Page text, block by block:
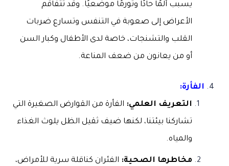
يسبب ألمًا حادًا وتورمًا موضعيًا. وقد تتفاقم
الأعراض إلى صعوبة في التنفس وتسارع ضربات
القلب والتشنجات، خاصة لدى الأطفال وكبار السن
أو من يعانون من ضعف المناعة.
الفأرة:
التعريف العلمي: الفأرة من القوارض الصغيرة التي
تشاركنا بيئتنا، لكنها ضيف ثقيل الظل يلوث الغذاء
والمياه.
مخاطرها الصحية: الفئران كناقلة سرية للأمراض،